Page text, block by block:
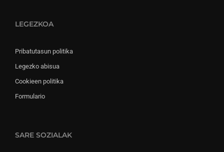
LEGEZKOA
Pribatutasun politika
Legezko abisua
Cookieen politika
Formulario
SARE SOZIALAK